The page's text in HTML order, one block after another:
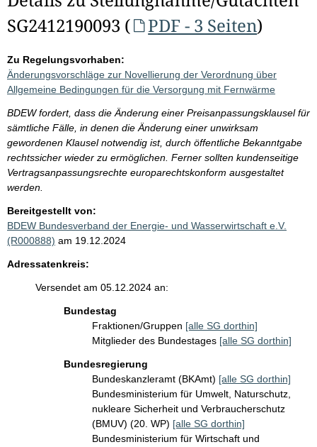
SG2412190093 (
PDF - 3 Seiten)
Zu Regelungsvorhaben:
Änderungsvorschläge zur Novellierung der Verordnung über
Allgemeine Bedingungen für die Versorgung mit Fernwärme
BDEW fordert, dass die Änderung einer Preisanpassungsklausel für
sämtliche Fälle, in denen die Änderung einer unwirksam
gewordenen Klausel notwendig ist, durch öffentliche Bekanntgabe
rechtssicher wieder zu ermöglichen. Ferner sollten kundenseitige
Vertragsanpassungsrechte europarechtskonform ausgestaltet
werden.
Bereitgestellt von:
BDEW Bundesverband der Energie- und Wasserwirtschaft e.V.
(R000888) am 19.12.2024
Adressatenkreis:
Versendet am 05.12.2024 an:
Bundestag
Fraktionen/Gruppen [alle SG dorthin]
Mitglieder des Bundestages [alle SG dorthin]
Bundesregierung
Bundeskanzleramt (BKAmt) [alle SG dorthin]
Bundesministerium für Umwelt, Naturschutz,
nukleare Sicherheit und Verbraucherschutz
(BMUV) (20. WP) [alle SG dorthin]
Bundesministerium für Wirtschaft und